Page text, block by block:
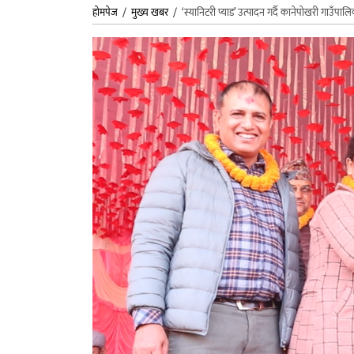
होमपेज /मुख्य खबर/ ‘स्यानिटरी प्याड’ उत्पादन गर्दै कानेपोखरी